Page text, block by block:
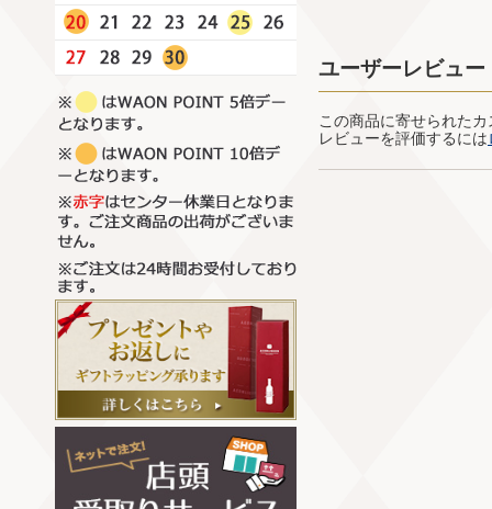
ユーザーレビュー
この商品に寄せられた
レビューを評価するには